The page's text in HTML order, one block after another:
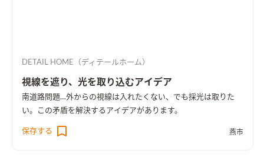
DETAIL HOME（ディテールホーム）
視線を遮り、光を取り込むアイデア
南道路問題…外からの視線は入れたくない、でも採光は取りた
い。この矛盾を解決するアイデアがあります。
保存する 燕市